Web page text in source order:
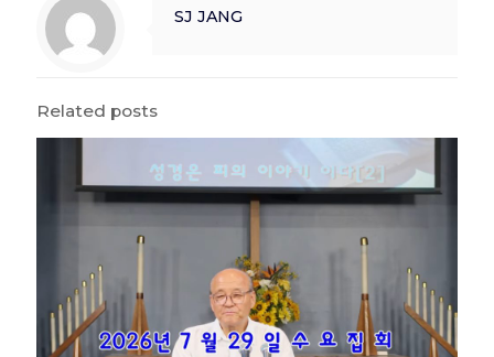
SJ JANG
Related posts